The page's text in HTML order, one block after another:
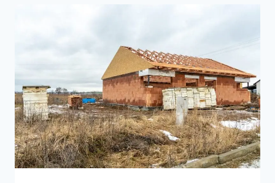
PLUS
EN
PLUS
PRISÉES
DANS
L’IMMOBILIER
DURABLE